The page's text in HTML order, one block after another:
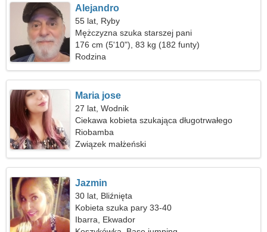
Alejandro
55 lat, Ryby
Mężczyzna szuka starszej pani
176 cm (5'10"), 83 kg (182 funty)
Rodzina
Maria jose
27 lat, Wodnik
Ciekawa kobieta szukająca długotrwałego
związku
Riobamba
Związek małżeński
Jazmin
30 lat, Bliźnięta
Kobieta szuka pary 33-40
Ibarra, Ekwador